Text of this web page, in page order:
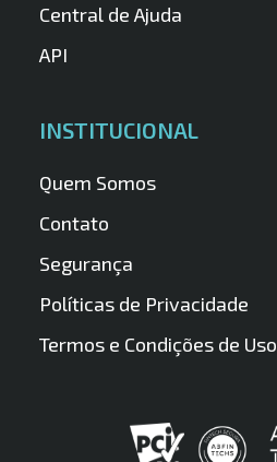
Central de Ajuda
API
INSTITUCIONAL
Quem Somos
Contato
Segurança
Políticas de Privacidade
Termos e Condições de Uso